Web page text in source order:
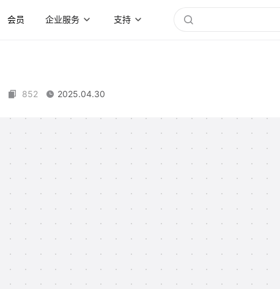
会员 企业服务 支持
852 2025.04.30